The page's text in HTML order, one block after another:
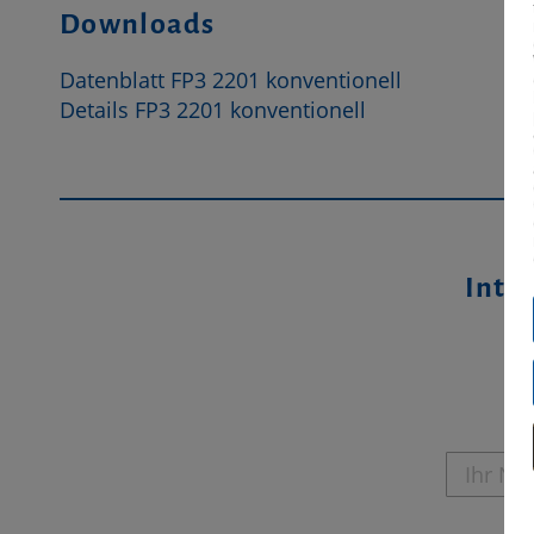
Downloads
Datenblatt FP3 2201 konventionell
Details FP3 2201 konventionell